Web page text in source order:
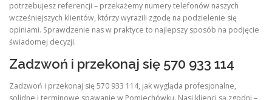
potrzebujesz referencji – przekażemy numery telefonów naszych
wcześniejszych klientów, którzy wyrazili zgodę na podzielenie się
opiniami. Sprawdzenie nas w praktyce to najlepszy sposób na podjęcie
świadomej decyzji.
Zadzwoń i przekonaj się 570 933 114
Zadzwoń i przekonaj się 570 933 114, jak wygląda profesjonalne,
solidne i terminowe spawanie w Pomiechówku. Nasi klienci są zgodni –